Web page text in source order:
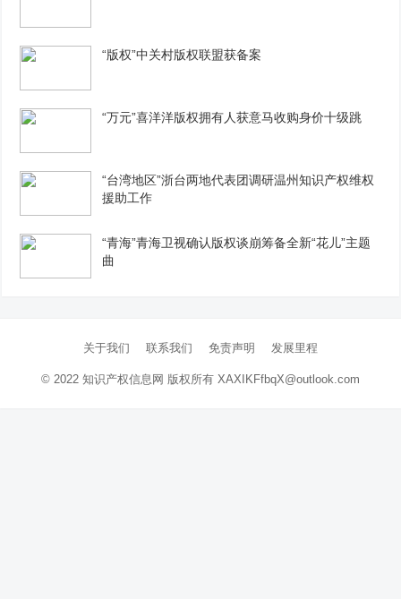
“版权”中关村版权联盟获备案
“万元”喜洋洋版权拥有人获意马收购身价十级跳
“台湾地区”浙台两地代表团调研温州知识产权维权
援助工作
“青海”青海卫视确认版权谈崩筹备全新“花儿”主题
曲
关于我们 联系我们 免责声明 发展里程
© 2022 知识产权信息网 版权所有 XAXIKFfbqX@outlook.com